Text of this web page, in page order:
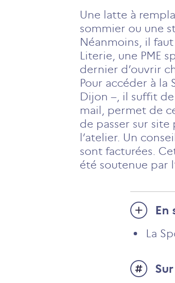
Une latte à
sommier ou une
Néanmoins, il
Literie, une PME
dernier d’ouvrir
Pour accéder à la
Dijon –, il suffit
mail, permet de
de passer sur
l’atelier. Un
sont facturées.
été soutenue par
En
La